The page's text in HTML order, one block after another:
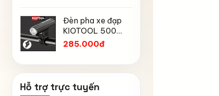
Chống Bụi, Chống
Tia UV, Có Phản
Quang & Lỗ Khóa
Chống Bay
Đèn pha xe đạp
KIOTOOL 500
Lumen chống
285.000đ
Hỗ trợ trực tuyến